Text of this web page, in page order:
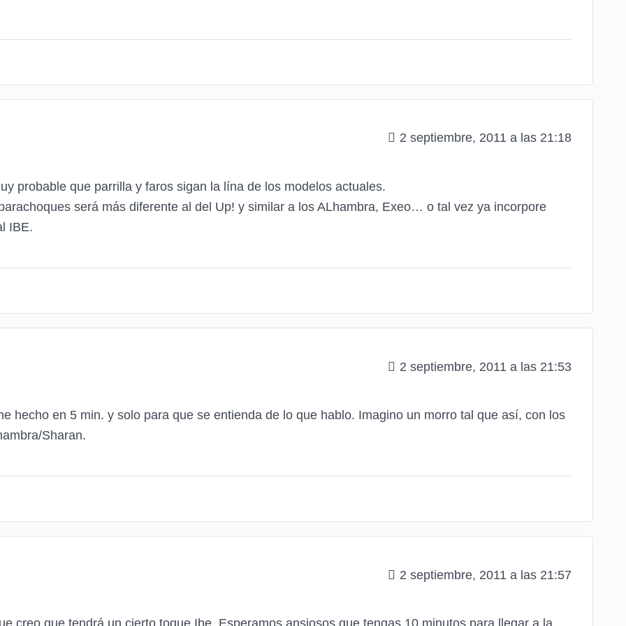
2 septiembre, 2011 a las 21:18
probable que parrilla y faros sigan la lína de los modelos actuales.
será más diferente al del Up! y similar a los ALhambra, Exeo… o tal vez ya incorpore
IBE.
2 septiembre, 2011 a las 21:53
hecho en 5 min. y solo para que se entienda de lo que hablo. Imagino un morro tal que así, con los
Sharan.
2 septiembre, 2011 a las 21:57